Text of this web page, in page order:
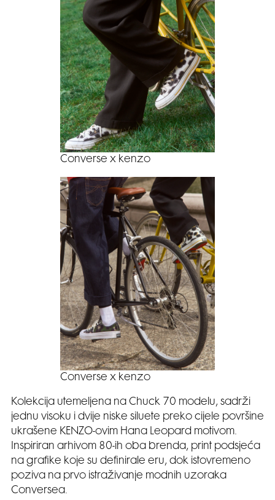
Converse x kenzo
Converse x kenzo
Kolekcija utemeljena na Chuck 70 modelu, sadrži
jednu visoku i dvije niske siluete preko cijele površine
ukrašene KENZO-ovim Hana Leopard motivom.
Inspiriran arhivom 80-ih oba brenda, print podsjeća
na grafike koje su definirale eru, dok istovremeno
poziva na prvo istraživanje modnih uzoraka
Conversea.